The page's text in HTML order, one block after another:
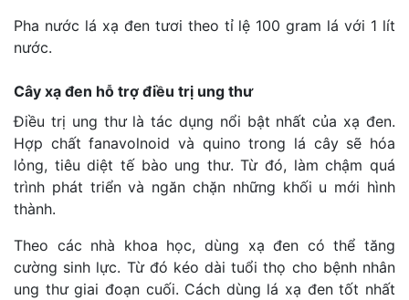
Pha nước lá xạ đen tươi theo tỉ lệ 100 gram lá với 1 lít
nước.
Cây xạ đen hỗ trợ điều trị ung thư
Điều trị ung thư là tác dụng nổi bật nhất của xạ đen.
Hợp chất fanavolnoid và quino trong lá cây sẽ hóa
lỏng, tiêu diệt tế bào ung thư. Từ đó, làm chậm quá
trình phát triển và ngăn chặn những khối u mới hình
thành.
Theo các nhà khoa học, dùng xạ đen có thể tăng
cường sinh lực. Từ đó kéo dài tuổi thọ cho bệnh nhân
ung thư giai đoạn cuối. Cách dùng lá xạ đen tốt nhất